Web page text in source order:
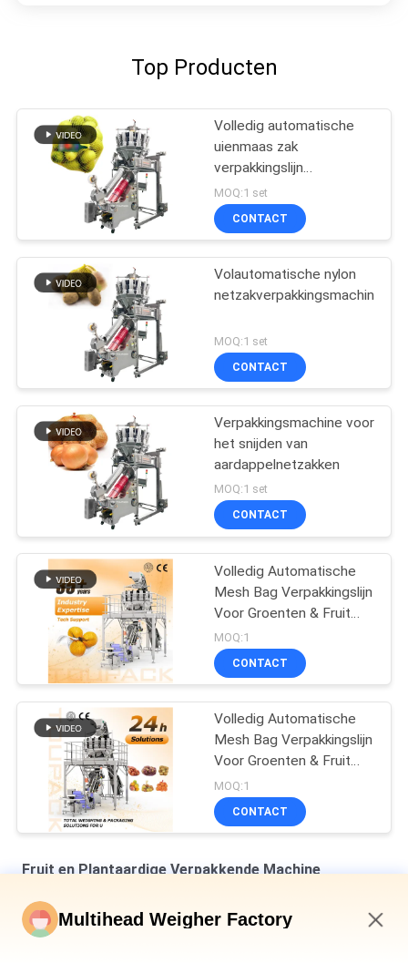
Top Producten
Volledig automatische
uienmaas zak
verpakkingslijn
knoflookmaas zak
knippen machine
MOQ:1 set
CONTACT
Volautomatische nylon
netzakverpakkingsmachine
MOQ:1 set
CONTACT
Verpakkingsmachine voor
het snijden van
aardappelnetzakken
MOQ:1 set
CONTACT
Volledig Automatische
Mesh Bag Verpakkingslijn
Voor Groenten & Fruit
Netzak Vul- en
Sluitmachine met
Multihead Weigher
MOQ:1
CONTACT
Volledig Automatische
Mesh Bag Verpakkingslijn
Voor Groenten & Fruit
Netzak Vul- en
Sluitmachine met
Multihead Weigher
MOQ:1
CONTACT
Fruit en Plantaardige Verpakkende Machine
Automatische netzakverpakkingsmachine voor gouden
muntenMultihead Weigher Factory